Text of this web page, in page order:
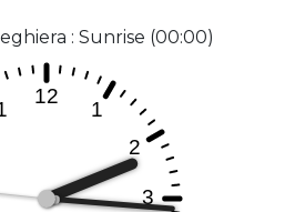
: Sunrise (00:00)